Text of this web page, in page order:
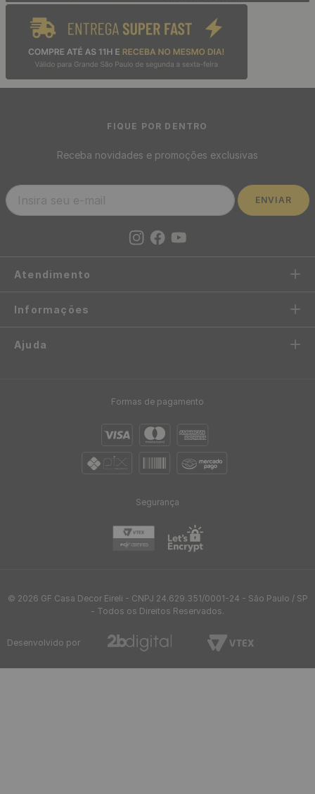
FIQUE POR DENTRO
Receba novidades e promoções exclusivas
ENVIAR
Atendimento
Informações
Ajuda
Formas de pagamento
Segurança
© 2026 GF Casa Decor Eireli - CNPJ 24.629.351/0001-24 - São Paulo / SP
- Todos os Direitos Reservados.
Desenvolvido por